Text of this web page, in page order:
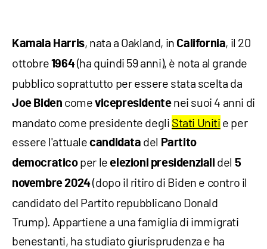
Kamala Harris, nata a Oakland, in California, il 20
ottobre 1964(ha quindi 59 anni), è nota al grande
pubblico soprattutto per essere stata scelta da
Joe Biden comevicepresidente nei suoi 4 anni di
mandato come presidente degli Stati Uniti e per
essere l'attuale candidata del Partito
democratico per le elezioni presidenziali del 5
novembre 2024(dopo il ritiro di Biden e contro il
candidato del Partito repubblicano Donald
Trump). Appartiene a una famiglia di immigrati
benestanti, ha studiato giurisprudenza e ha